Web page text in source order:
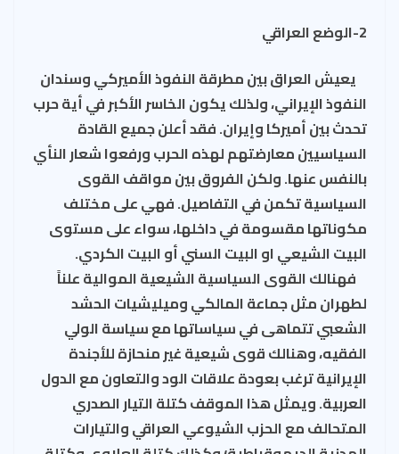
2-الوضع العراقي
يعيش العراق بين مطرقة النفوذ الأميركي وسندان
النفوذ الإيراني، ولذلك يكون الخاسر الأكبر في أية حرب
تحدث بين أميركا وإيران. فقد أعلن جميع القادة
السياسيين معارضتهم لهذه الحرب ورفعوا شعار النأي
بالنفس عنها. ولكن الفروق بين مواقف القوى
السياسية تكمن في التفاصيل. فهي على مختلف
مكوناتها مقسومة في داخلها، سواء على مستوى
البيت الشيعي او البيت السني أو البيت الكردي.
فهنالك القوى السياسية الشيعية الموالية علناً
لطهران مثل جماعة المالكي وميليشيات الحشد
الشعبي تتماهى في سياساتها مع سياسة الولي
الفقيه، وهنالك قوى شيعية غير منحازة للأجندة
الإيرانية ترغب بعودة علاقات الود والتعاون مع الدول
العربية. ويمثل هذا الموقف كتلة التيار الصدري
المتحالف مع الحزب الشيوعي العراقي والتيارات